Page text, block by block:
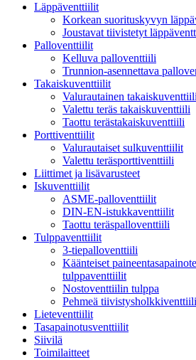
Läppäventtiilit
Korkean suorituskyvyn
Joustavat tiivistetyt
Palloventtiilit
Kelluva palloventtiili
Trunnion-asennettava
Takaiskuventtiilit
Valurautainen takaiskuventtiili
Valettu teräs takaiskuventtiili
Taottu terästakaiskuventtiili
Porttiventtiilit
Valurautaiset sulkuventtiilit
Valettu teräsporttiventtiili
Liittimet ja lisävarusteet
Iskuventtiilit
ASME-palloventtiilit
DIN-EN-istukkaventtiilit
Taottu teräspalloventtiili
Tulppaventtiilit
3-tiepalloventtiili
Käänteiset
tulppaventtiilit
Nostoventtiilin tulppa
Pehmeä tiivistysholkkiventtiili
Lieteventtiilit
Tasapainotusventtiilit
Siivilä
Toimilaitteet